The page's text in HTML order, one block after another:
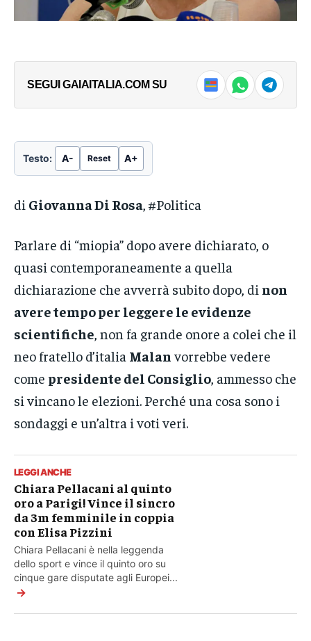
SEGUI GAIAITALIA.COM SU
Testo: A- Reset A+
di Giovanna Di Rosa , #Politica
Parlare di “miopia” dopo avere dichiarato, o
quasi contemporaneamente a quella
dichiarazione che avverrà subito dopo, di non
avere tempo per leggere le evidenze
scientifiche , non fa grande onore a colei che il
neo fratello d’italia Malan vorrebbe vedere
come presidente del Consiglio , ammesso che
si vincano le elezioni. Perché una cosa sono i
sondaggi e un’altra i voti veri.
LEGGI ANCHE
Chiara Pellacani al quinto
oro a Parigi! Vince il sincro
da 3m femminile in coppia
con Elisa Pizzini
Chiara Pellacani è nella leggenda
dello sport e vince il quinto oro su
cinque gare disputate agli Europei...
→